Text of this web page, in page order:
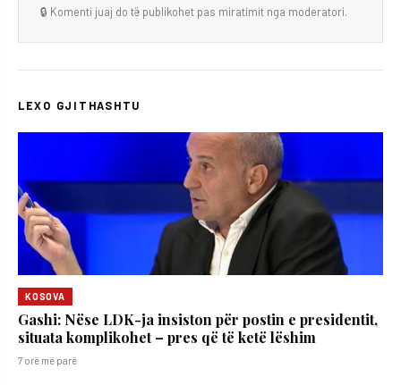
🔒 Komenti juaj do të publikohet pas miratimit nga moderatori.
LEXO GJITHASHTU
KOSOVA
Gashi: Nëse LDK-ja insiston për postin e presidentit,
situata komplikohet – pres që të ketë lëshim
7 orë më parë